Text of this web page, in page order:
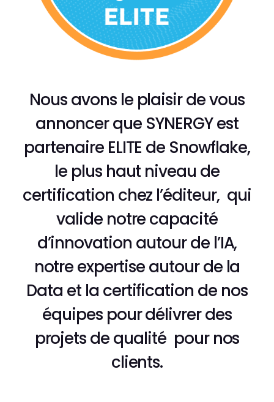
Nous avons le plaisir de vous
annoncer que SYNERGY est
partenaire ELITE de Snowflake,
le plus haut niveau de
certification chez l’éditeur, qui
valide notre capacité
d’innovation autour de l’IA,
notre expertise autour de la
Data et la certification de nos
équipes pour délivrer des
projets de qualité pour nos
clients.